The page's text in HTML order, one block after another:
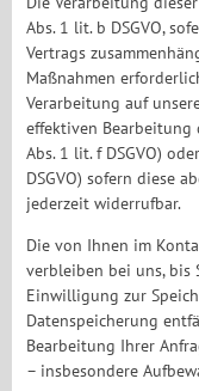
Abs. 1 lit. b DSGVO,
Vertrags
Maßnahmen
Verarbeitung auf
effektiven Bearbeitung
Abs. 1 lit. f DSGVO)
DSGVO) sofern diese
jederzeit widerrufbar.
Die von Ihnen im
verbleiben bei uns, bis
Einwilligung zur
Datenspeicherung
Bearbeitung Ihrer
– insbesondere